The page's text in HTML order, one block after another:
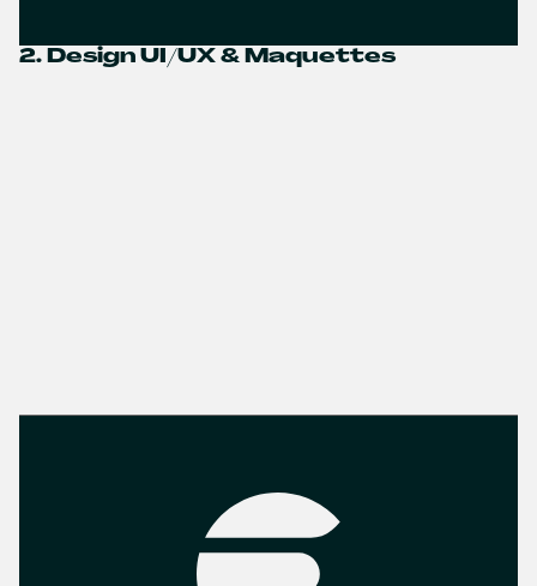
2. Design UI/UX & Maquettes